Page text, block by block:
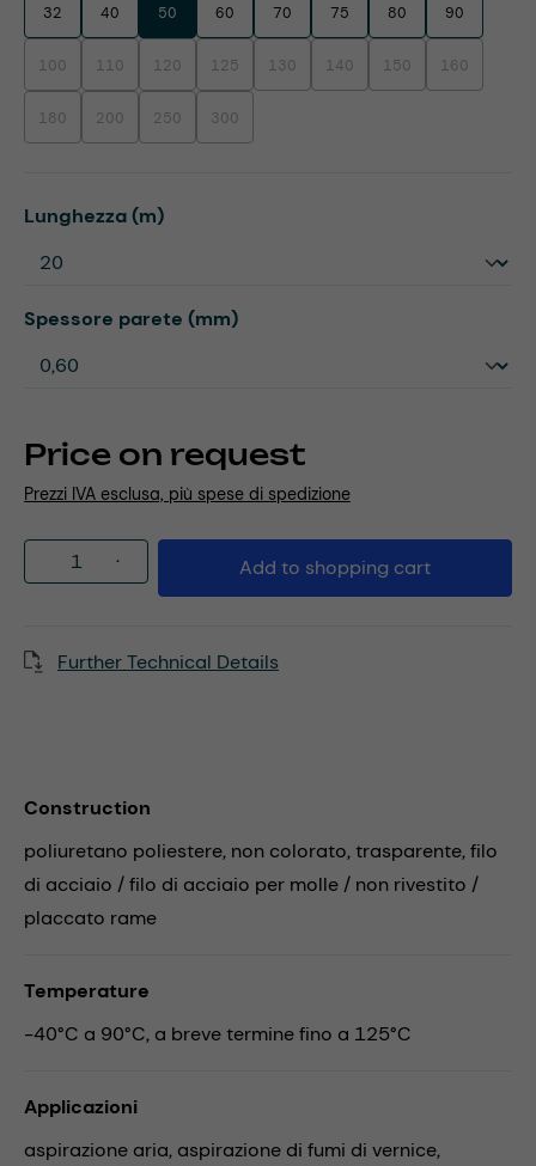
Price on request
Prezzi IVA esclusa, più spese di spedizione
32 40 50 60 70 75 80 90
100(This option is currently unavailable.)
110(This option is currently unavailable.)
120(This option is currently unavailable.)
125(This option is currently unavailable.)
130(This option is currently unavailable.)
140(This option is currently
150(This option is
160(This option
180(This option is currently unavailable.)
200(This option is currently unavailable.)
250(This option is currently unavailable.)
300(This option is currently unavailable.)
Select
Lunghezza (m)
Select
Spessore parete (mm)
Product Quantity: Enter the desired
Add to shopping cart
Further Technical Details
Construction
poliuretano poliestere, non colorato, trasparente, filo
di acciaio / filo di acciaio per molle / non rivestito /
placcato rame
Temperature
-40°C a 90°C, a breve termine fino a 125°C
Applicazioni
aspirazione aria, aspirazione di fumi di vernice,